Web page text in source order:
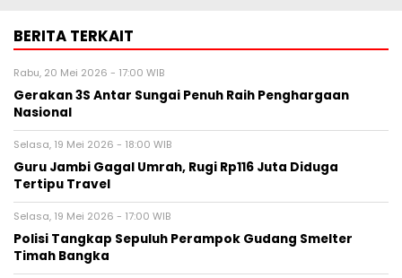
BERITA TERKAIT
Rabu, 20 Mei 2026 - 17:00 WIB
Gerakan 3S Antar Sungai Penuh Raih Penghargaan
Nasional
Selasa, 19 Mei 2026 - 18:00 WIB
Guru Jambi Gagal Umrah, Rugi Rp116 Juta Diduga
Tertipu Travel
Selasa, 19 Mei 2026 - 17:00 WIB
Polisi Tangkap Sepuluh Perampok Gudang Smelter
Timah Bangka